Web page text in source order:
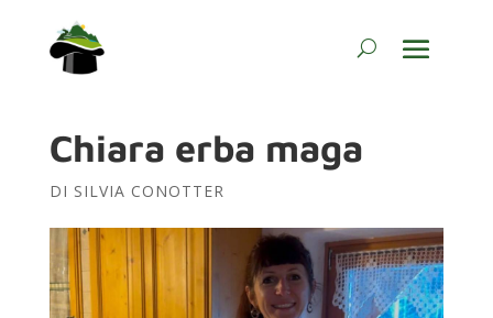
Chiara erba maga
DI SILVIA CONOTTER